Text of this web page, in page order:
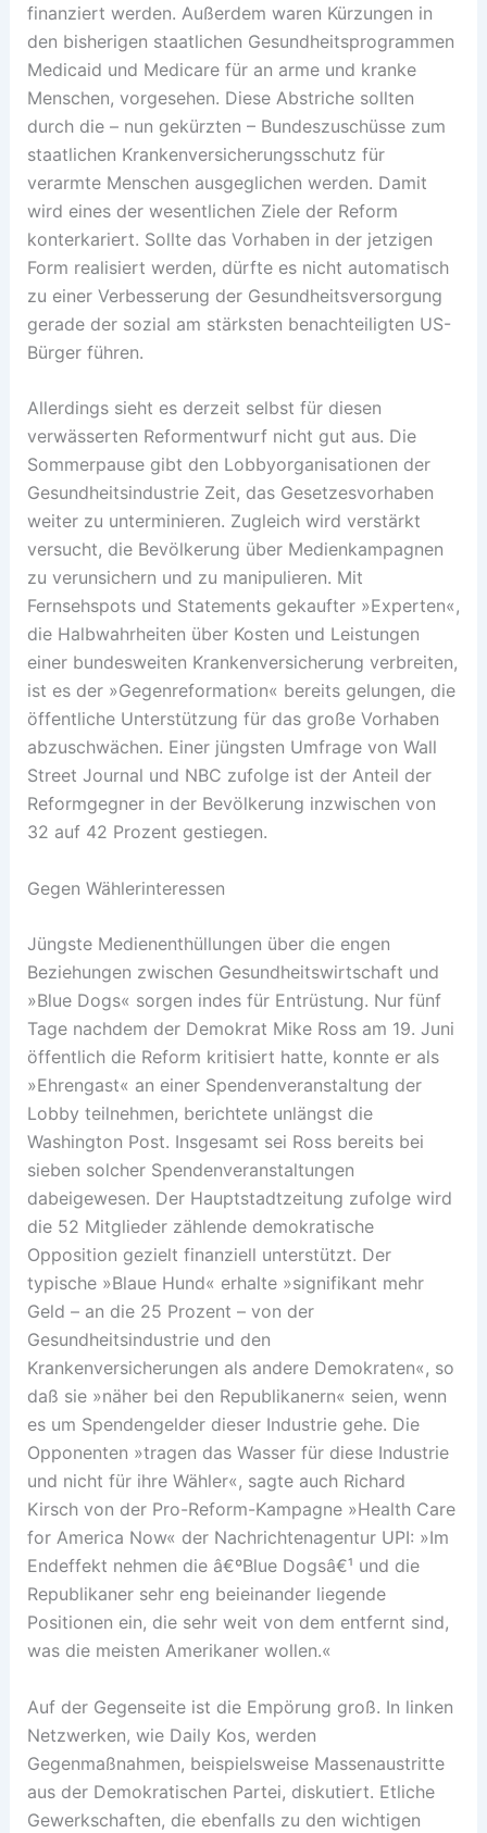
finanziert werden. Außerdem waren Kürzungen in
den bisherigen staatlichen Gesundheitsprogrammen
Medicaid und Medicare für an arme und kranke
Menschen, vorgesehen. Diese Abstriche sollten
durch die – nun gekürzten – Bundeszuschüsse zum
staatlichen Krankenversicherungsschutz für
verarmte Menschen ausgeglichen werden. Damit
wird eines der wesentlichen Ziele der Reform
konterkariert. Sollte das Vorhaben in der jetzigen
Form realisiert werden, dürfte es nicht automatisch
zu einer Verbesserung der Gesundheitsversorgung
gerade der sozial am stärksten benachteiligten US-
Bürger führen.
Allerdings sieht es derzeit selbst für diesen
verwässerten Reformentwurf nicht gut aus. Die
Sommerpause gibt den Lobbyorganisationen der
Gesundheitsindustrie Zeit, das Gesetzesvorhaben
weiter zu unterminieren. Zugleich wird verstärkt
versucht, die Bevölkerung über Medienkampagnen
zu verunsichern und zu manipulieren. Mit
Fernsehspots und Statements gekaufter »Experten«,
die Halbwahrheiten über Kosten und Leistungen
einer bundesweiten Krankenversicherung verbreiten,
ist es der »Gegenreformation« bereits gelungen, die
öffentliche Unterstützung für das große Vorhaben
abzuschwächen. Einer jüngsten Umfrage von Wall
Street Journal und NBC zufolge ist der Anteil der
Reformgegner in der Bevölkerung inzwischen von
32 auf 42 Prozent gestiegen.
Gegen Wählerinteressen
Jüngste Medienenthüllungen über die engen
Beziehungen zwischen Gesundheitswirtschaft und
»Blue Dogs« sorgen indes für Entrüstung. Nur fünf
Tage nachdem der Demokrat Mike Ross am 19. Juni
öffentlich die Reform kritisiert hatte, konnte er als
»Ehrengast« an einer Spendenveranstaltung der
Lobby teilnehmen, berichtete unlängst die
Washington Post. Insgesamt sei Ross bereits bei
sieben solcher Spendenveranstaltungen
dabeigewesen. Der Hauptstadtzeitung zufolge wird
die 52 Mitglieder zählende demokratische
Opposition gezielt finanziell unterstützt. Der
typische »Blaue Hund« erhalte »signifikant mehr
Geld – an die 25 Prozent – von der
Gesundheitsindustrie und den
Krankenversicherungen als andere Demokraten«, so
daß sie »näher bei den Republikanern« seien, wenn
es um Spendengelder dieser Industrie gehe. Die
Opponenten »tragen das Wasser für diese Industrie
und nicht für ihre Wähler«, sagte auch Richard
Kirsch von der Pro-Reform-Kampagne »Health Care
for America Now« der Nachrichtenagentur UPI: »Im
Endeffekt nehmen die â€ºBlue Dogsâ€¹ und die
Republikaner sehr eng beieinander liegende
Positionen ein, die sehr weit von dem entfernt sind,
was die meisten Amerikaner wollen.«
Auf der Gegenseite ist die Empörung groß. In linken
Netzwerken, wie Daily Kos, werden
Gegenmaßnahmen, beispielsweise Massenaustritte
aus der Demokratischen Partei, diskutiert. Etliche
Gewerkschaften, die ebenfalls zu den wichtigen